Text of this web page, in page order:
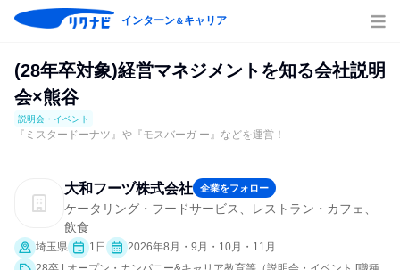
インターン＆キャリア
(28年卒対象)経営マネジメントを知る会社説明
会×熊谷
説明会・イベント
『ミスタードーナツ』や『モスバーガ ー』などを運営！
大和フーヅ株式会社 企業をフォロー
ケータリング・フードサービス、レストラン・カフェ、
飲食
埼玉県 1日
2026年8月・9月・10月・11月